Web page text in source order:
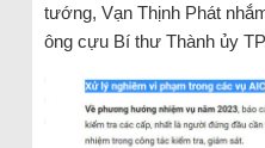
tướng, Vạn Thịnh Phát
ông cựu Bí thư Thành ủy